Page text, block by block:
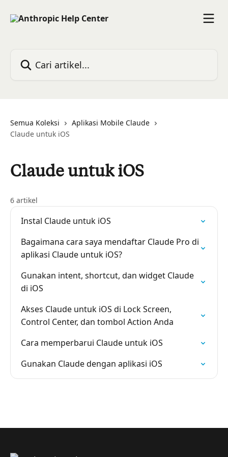
Semua Koleksi
Aplikasi Mobile Claude
Claude untuk iOS
Claude untuk iOS
6 artikel
Instal Claude untuk iOS
Bagaimana cara saya mendaftar Claude Pro di
aplikasi Claude untuk iOS?
Gunakan intent, shortcut, dan widget Claude
di iOS
Akses Claude untuk iOS di Lock Screen,
Control Center, dan tombol Action Anda
Cara memperbarui Claude untuk iOS
Gunakan Claude dengan aplikasi iOS